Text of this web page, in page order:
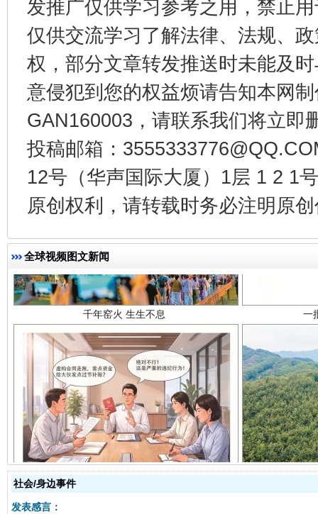
发推广仅供学习参考之用，禁止
仅供交流学习了解法律、法规、
权，部分文章转发推送时未能及
意侵犯到您的权益烦请告知本网
GAN160003，请联系我们将立即
投稿邮箱：
12号（华声国际大厦）1层 1 2 1
原创权利，请转载时务必注明原
全球视频图文新闻
东山县通报“牛蛙产品抗生素超标问题” 法
揭开“小金库”的免责幌子
社会/身边事件
发表感言：